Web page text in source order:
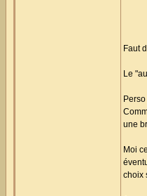
Faut
Le
une
Moi
choix